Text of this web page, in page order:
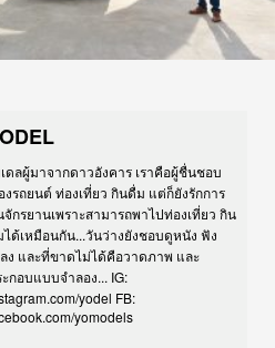
ดลผู้มาจากดาวอังคาร เราคือผู้ชื่นชอบ
งรถยนต์ ท่องเที่ยว กินดื่ม แต่ก็ยังรักการ
กรยานเพราะสามารถพาไปท่องเที่ยว กิน
ด้เหมือนกัน...วันว่างยังชอบดูหนัง ฟัง
ลง และที่ขาดไม่ได้คือวาดภาพ และ
กอบแบบจำลอง... IG:
yodel FB:
yomodels